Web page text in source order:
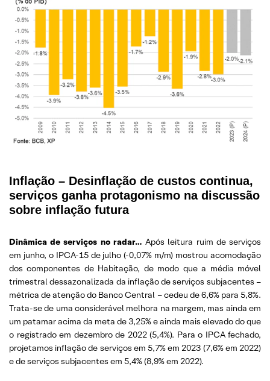
Inflação – Desinflação de custos continua,
serviços ganha protagonismo na discussão
sobre inflação futura
Dinâmica de serviços no radar… Após leitura ruim de serviços
em junho, o IPCA-15 de julho (-0,07% m/m) mostrou acomodação
dos componentes de Habitação, de modo que a média móvel
trimestral dessazonalizada da inflação de serviços subjacentes –
métrica de atenção do Banco Central – cedeu de 6,6% para 5,8%.
Trata-se de uma considerável melhora na margem, mas ainda em
um patamar acima da meta de 3,25% e ainda mais elevado do que
o registrado em dezembro de 2022 (5,4%). Para o IPCA fechado,
projetamos inflação de serviços em 5,7% em 2023 (7,6% em 2022)
e de serviços subjacentes em 5,4% (8,9% em 2022).